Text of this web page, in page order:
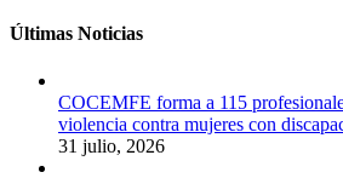
Últimas Noticias
COCEMFE forma a 115
violencia contra mujeres con
31 julio, 2026